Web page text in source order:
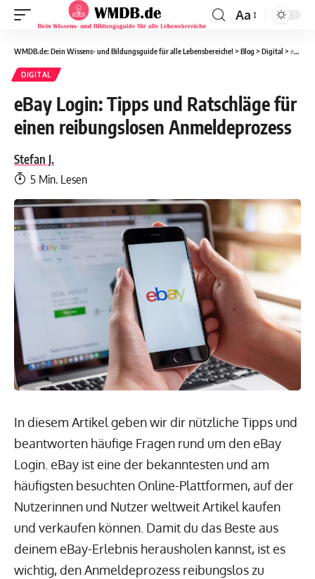
Aa
WMDB.de: Dein Wissens- und Bildungsguide für alle Lebensbereiche! > Blog > Digital > eBay Login: Tipps und Ratschläge für einen reibungslosen Anmeldeprozess
DIGITAL
eBay Login: Tipps und Ratschläge für
einen reibungslosen Anmeldeprozess
Stefan J.
5 Min. Lesen
In diesem Artikel geben wir dir nützliche Tipps und
beantworten häufige Fragen rund um den eBay
Login. eBay ist eine der bekanntesten und am
häufigsten besuchten Online-Plattformen, auf der
Nutzerinnen und Nutzer weltweit Artikel kaufen
und verkaufen können. Damit du das Beste aus
deinem eBay-Erlebnis herausholen kannst, ist es
wichtig, den Anmeldeprozess reibungslos zu